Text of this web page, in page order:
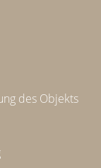
des Objekts